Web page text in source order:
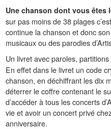
Une chanson dont vous êtes
sur pas moins de 38 plages
continue la chanson et donc
musicaux ou des parodies
Un livret avec paroles, partitions
En effet dans le livret un code
chanson, en déchiffrant les dix
déterrer le coffre contenant le
d’accéder à tous les concerts
vie et avoir un concert privé
anniversaire.